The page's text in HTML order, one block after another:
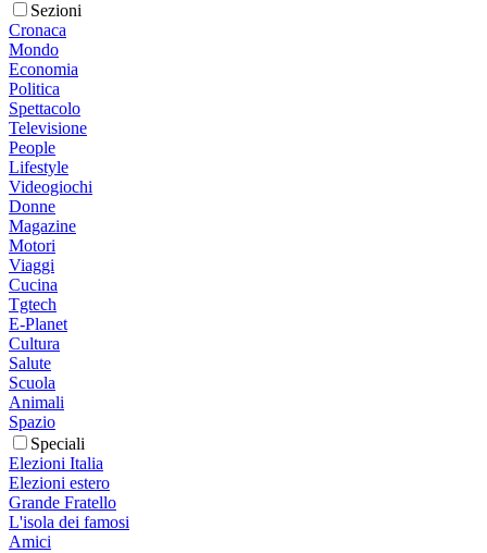
Sezioni
Cronaca
Mondo
Economia
Politica
Spettacolo
Televisione
People
Lifestyle
Videogiochi
Donne
Magazine
Motori
Viaggi
Cucina
Tgtech
E-Planet
Cultura
Salute
Scuola
Animali
Spazio
Speciali
Elezioni Italia
Elezioni estero
Grande Fratello
L'isola dei famosi
Amici